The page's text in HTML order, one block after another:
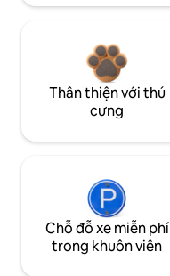
Thân thiện với thú
cưng
Chỗ đỗ xe miễn phí
trong khuôn viên